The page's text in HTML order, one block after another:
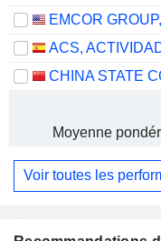
EMCOR
Moyenne
Voir toutes les